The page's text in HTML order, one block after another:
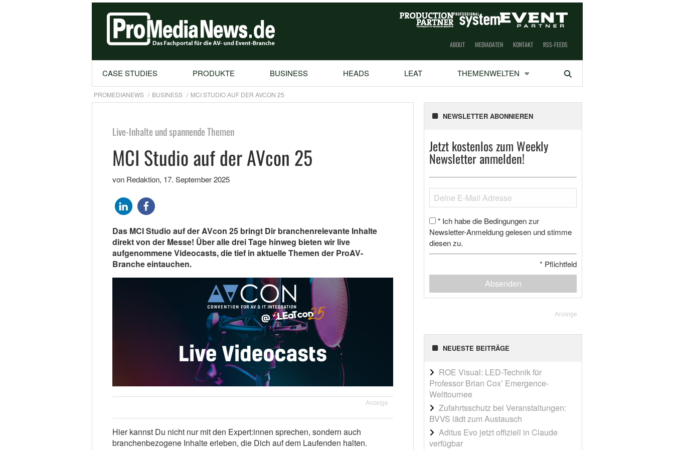
ABOUT MEDIADATEN KONTAKT RSS-FEEDS
CASE STUDIES PRODUKTE BUSINESS HEADS LEAT THEMENWELTEN Suchen
PROMEDIANEWS BUSINESS MCI STUDIO AUF DER AVCON 25
Live-Inhalte und spannende Themen
MCI Studio auf der AVcon 25
von Redaktion, 17. September 2025
Das MCI Studio auf der AVcon 25 bringt Dir branchenrelevante Inhalte
direkt von der Messe! Über alle drei Tage hinweg bieten wir live
aufgenommene Videocasts, die tief in aktuelle Themen der ProAV-
Branche eintauchen.
Anzeige
Hier kannst Du nicht nur mit den Expert:innen sprechen, sondern auch
branchenbezogene Inhalte erleben, die Dich auf dem Laufenden halten.
NEWSLETTER ABONNIEREN
Jetzt kostenlos zum Weekly
Newsletter anmelden!
* Ich habe die Bedingungen zur
Newsletter-Anmeldung gelesen und stimme
diesen zu.
* Pflichtfeld
Absenden
Anzeige
NEUESTE BEITRÄGE
ROE Visual: LED-Technik für
Professor Brian Cox’ Emergence-
Welttournee
Zufahrtsschutz bei Veranstaltungen:
BVVS lädt zum Austausch
Aditus Evo jetzt offiziell in Claude
verfügbar